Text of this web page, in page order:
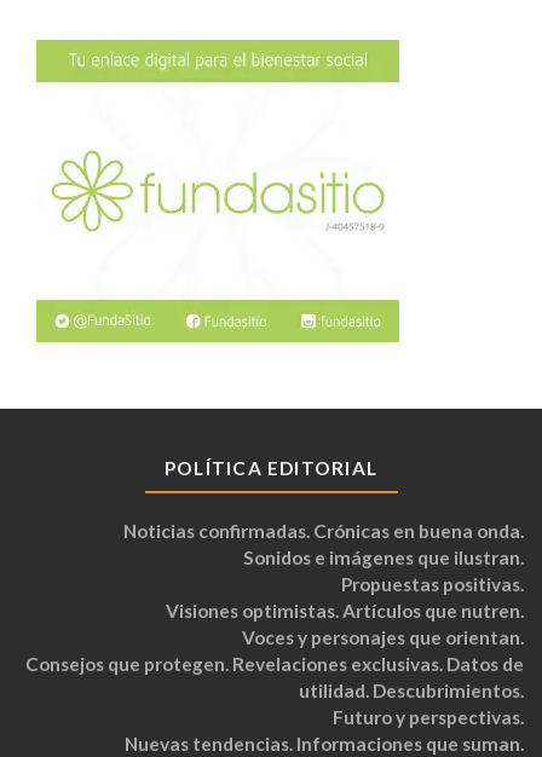
POLÍTICA EDITORIAL
Noticias confirmadas. Crónicas en buena onda.
Sonidos e imágenes que ilustran.
Propuestas positivas.
Visiones optimistas. Artículos que nutren.
Voces y personajes que orientan.
Consejos que protegen. Revelaciones exclusivas. Datos de
utilidad. Descubrimientos.
Futuro y perspectivas.
Nuevas tendencias. Informaciones que suman.